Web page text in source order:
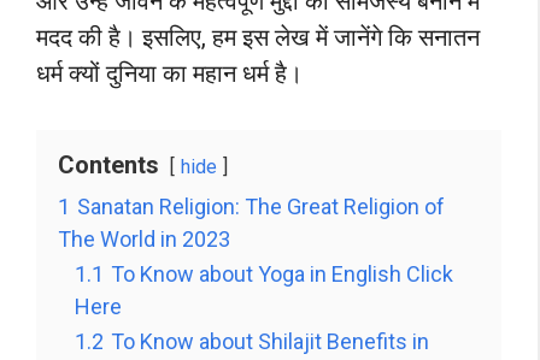
मदद की है। इसलिए, हम इस लेख में जानेंगे कि सनातन
धर्म क्यों दुनिया का महान धर्म है।
Contents hide
1 Sanatan Religion: The Great Religion of
The World in 2023
1.1 To Know about Yoga in English Click
Here
1.2 To Know about Shilajit Benefits in